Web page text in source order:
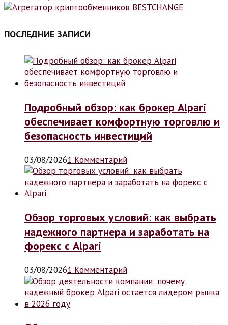
ПОСЛЕДНИЕ ЗАПИСИ
Подробный обзор: как брокер Alpari
обеспечивает комфортную торговлю и
безопасность инвестиций
03/08/20261 Комментарий
Обзор торговых условий: как выбрать
надежного партнера и заработать на
форекс с Alpari
03/08/20261 Комментарий